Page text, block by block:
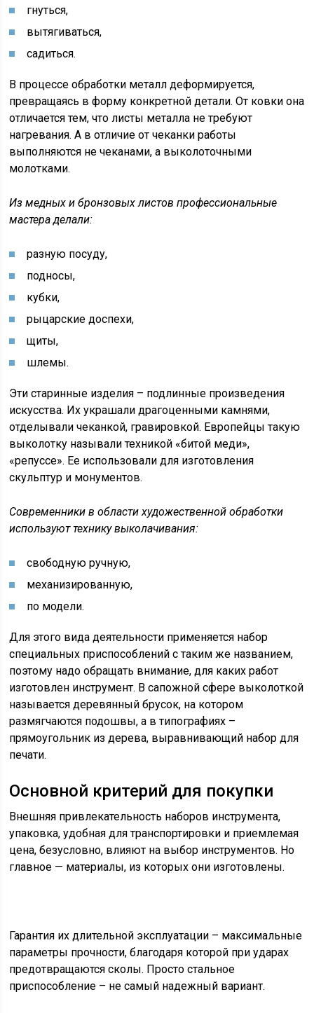
гнуться,
вытягиваться,
садиться.
В процессе обработки металл деформируется,
превращаясь в форму конкретной детали. От ковки она
отличается тем, что листы металла не требуют
нагревания. А в отличие от чеканки работы
выполняются не чеканами, а выколоточными
молотками.
Из медных и бронзовых листов профессиональные
мастера делали:
разную посуду,
подносы,
кубки,
рыцарские доспехи,
щиты,
шлемы.
Эти старинные изделия – подлинные произведения
искусства. Их украшали драгоценными камнями,
отделывали чеканкой, гравировкой. Европейцы такую
выколотку называли техникой «битой меди»,
«репуссе». Ее использовали для изготовления
скульптур и монументов.
Современники в области художественной обработки
используют технику выколачивания:
свободную ручную,
механизированную,
по модели.
Для этого вида деятельности применяется набор
специальных приспособлений с таким же названием,
поэтому надо обращать внимание, для каких работ
изготовлен инструмент. В сапожной сфере выколоткой
называется деревянный брусок, на котором
размягчаются подошвы, а в типографиях –
прямоугольник из дерева, выравнивающий набор для
печати.
Основной критерий для покупки
Внешняя привлекательность наборов инструмента,
упаковка, удобная для транспортировки и приемлемая
цена, безусловно, влияют на выбор инструментов. Но
главное — материалы, из которых они изготовлены.
Гарантия их длительной эксплуатации – максимальные
параметры прочности, благодаря которой при ударах
предотвращаются сколы. Просто стальное
приспособление – не самый надежный вариант.